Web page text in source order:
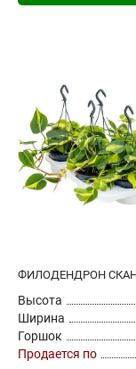
Высота
Ширина
Горшок
Продается по